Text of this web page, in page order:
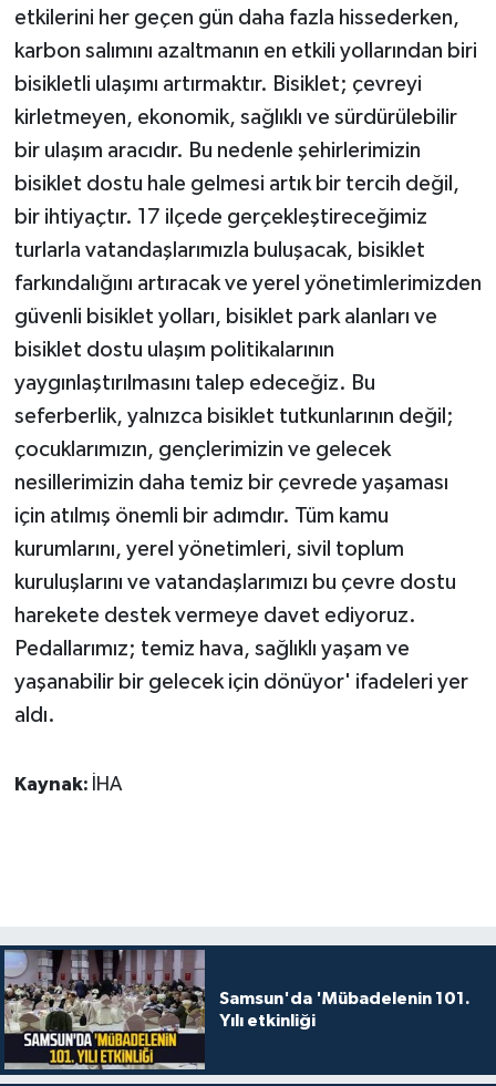
etkilerini her geçen gün daha fazla hissederken,
karbon salımını azaltmanın en etkili yollarından biri
bisikletli ulaşımı artırmaktır. Bisiklet; çevreyi
kirletmeyen, ekonomik, sağlıklı ve sürdürülebilir
bir ulaşım aracıdır. Bu nedenle şehirlerimizin
bisiklet dostu hale gelmesi artık bir tercih değil,
bir ihtiyaçtır. 17 ilçede gerçekleştireceğimiz
turlarla vatandaşlarımızla buluşacak, bisiklet
farkındalığını artıracak ve yerel yönetimlerimizden
güvenli bisiklet yolları, bisiklet park alanları ve
bisiklet dostu ulaşım politikalarının
yaygınlaştırılmasını talep edeceğiz. Bu
seferberlik, yalnızca bisiklet tutkunlarının değil;
çocuklarımızın, gençlerimizin ve gelecek
nesillerimizin daha temiz bir çevrede yaşaması
için atılmış önemli bir adımdır. Tüm kamu
kurumlarını, yerel yönetimleri, sivil toplum
kuruluşlarını ve vatandaşlarımızı bu çevre dostu
harekete destek vermeye davet ediyoruz.
Pedallarımız; temiz hava, sağlıklı yaşam ve
yaşanabilir bir gelecek için dönüyor' ifadeleri yer
aldı.
Kaynak: İHA
Samsun'da 'Mübadelenin 101.
Yılı etkinliği